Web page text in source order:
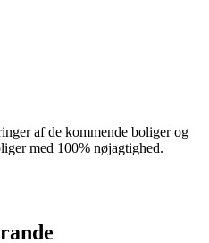
af de kommende boliger og
med 100% nøjagtighed.